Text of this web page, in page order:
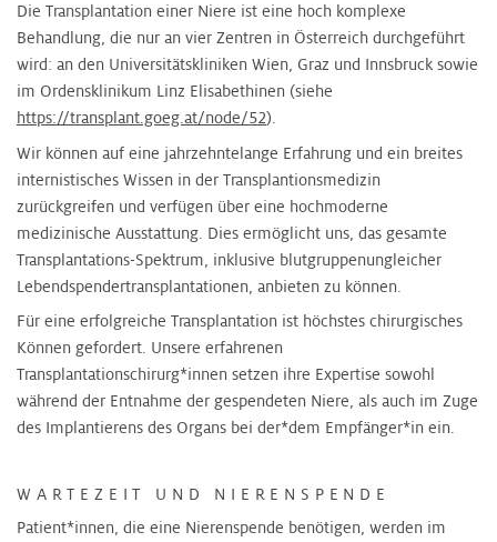
Die Transplantation einer Niere ist eine hoch komplexe
Behandlung, die nur an vier Zentren in Österreich durchgeführt
wird: an den Universitätskliniken Wien, Graz und Innsbruck sowie
im Ordensklinikum Linz Elisabethinen (siehe
https://transplant.goeg.at/node/52).
Wir können auf eine jahrzehntelange Erfahrung und ein breites
internistisches Wissen in der Transplantionsmedizin
zurückgreifen und verfügen über eine hochmoderne
medizinische Ausstattung. Dies ermöglicht uns, das gesamte
Transplantations-Spektrum, inklusive blutgruppenungleicher
Lebendspendertransplantationen, anbieten zu können.
Für eine erfolgreiche Transplantation ist höchstes chirurgisches
Können gefordert. Unsere erfahrenen
Transplantationschirurg*innen setzen ihre Expertise sowohl
während der Entnahme der gespendeten Niere, als auch im Zuge
des Implantierens des Organs bei der*dem Empfänger*in ein.
WARTEZEIT UND NIERENSPENDE
Patient*innen, die eine Nierenspende benötigen, werden im